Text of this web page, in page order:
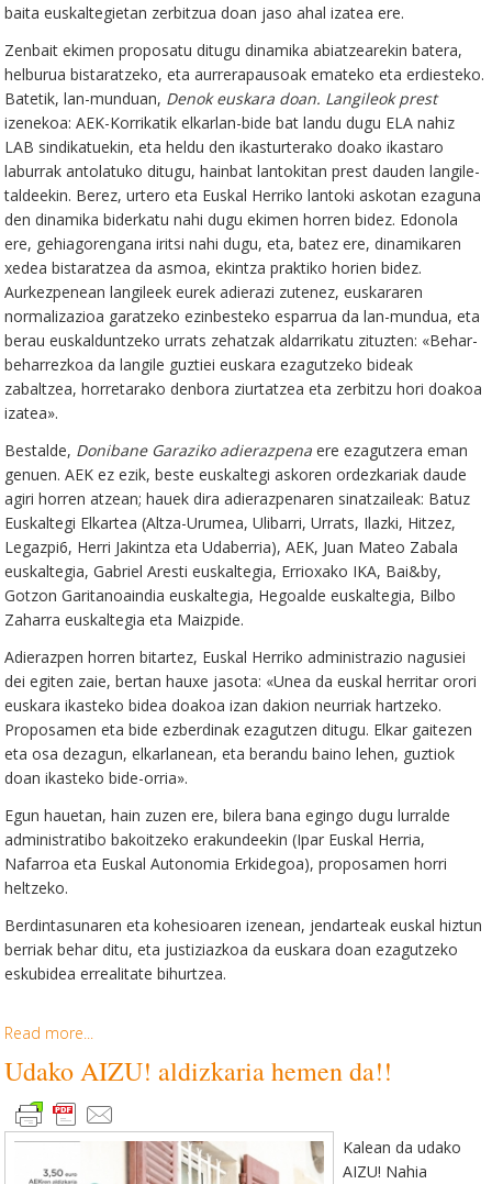
baita euskaltegietan zerbitzua doan jaso ahal izatea ere.
Zenbait ekimen proposatu ditugu dinamika abiatzearekin batera,
helburua bistaratzeko, eta aurrerapausoak emateko eta erdiesteko.
Batetik, lan-munduan, Denok euskara doan. Langileok prest
izenekoa: AEK-Korrikatik elkarlan-bide bat landu dugu ELA nahiz
LAB sindikatuekin, eta heldu den ikasturterako doako ikastaro
laburrak antolatuko ditugu, hainbat lantokitan prest dauden langile-
taldeekin. Berez, urtero eta Euskal Herriko lantoki askotan ezaguna
den dinamika biderkatu nahi dugu ekimen horren bidez. Edonola
ere, gehiagorengana iritsi nahi dugu, eta, batez ere, dinamikaren
xedea bistaratzea da asmoa, ekintza praktiko horien bidez.
Aurkezpenean langileek eurek adierazi zutenez, euskararen
normalizazioa garatzeko ezinbesteko esparrua da lan-mundua, eta
berau euskalduntzeko urrats zehatzak aldarrikatu zituzten: «Behar-
beharrezkoa da langile guztiei euskara ezagutzeko bideak
zabaltzea, horretarako denbora ziurtatzea eta zerbitzu hori doakoa
izatea».
Bestalde, Donibane Garaziko adierazpena ere ezagutzera eman
genuen. AEK ez ezik, beste euskaltegi askoren ordezkariak daude
agiri horren atzean; hauek dira adierazpenaren sinatzaileak: Batuz
Euskaltegi Elkartea (Altza-Urumea, Ulibarri, Urrats, Ilazki, Hitzez,
Legazpi6, Herri Jakintza eta Udaberria), AEK, Juan Mateo Zabala
euskaltegia, Gabriel Aresti euskaltegia, Errioxako IKA, Bai&by,
Gotzon Garitanoaindia euskaltegia, Hegoalde euskaltegia, Bilbo
Zaharra euskaltegia eta Maizpide.
Adierazpen horren bitartez, Euskal Herriko administrazio nagusiei
dei egiten zaie, bertan hauxe jasota: «Unea da euskal herritar orori
euskara ikasteko bidea doakoa izan dakion neurriak hartzeko.
Proposamen eta bide ezberdinak ezagutzen ditugu. Elkar gaitezen
eta osa dezagun, elkarlanean, eta berandu baino lehen, guztiok
doan ikasteko bide-orria».
Egun hauetan, hain zuzen ere, bilera bana egingo dugu lurralde
administratibo bakoitzeko erakundeekin (Ipar Euskal Herria,
Nafarroa eta Euskal Autonomia Erkidegoa), proposamen horri
heltzeko.
Berdintasunaren eta kohesioaren izenean, jendarteak euskal hiztun
berriak behar ditu, eta justiziazkoa da euskara doan ezagutzeko
eskubidea errealitate bihurtzea.
Read more...
Udako AIZU! aldizkaria hemen da!!
Kalean da udako
AIZU! Nahia